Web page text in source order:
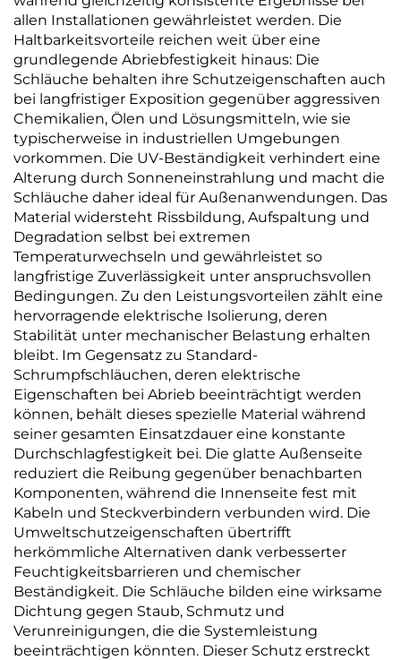
allen Installationen gewährleistet werden. Die
Haltbarkeitsvorteile reichen weit über eine
grundlegende Abriebfestigkeit hinaus: Die
Schläuche behalten ihre Schutzeigenschaften auch
bei langfristiger Exposition gegenüber aggressiven
Chemikalien, Ölen und Lösungsmitteln, wie sie
typischerweise in industriellen Umgebungen
vorkommen. Die UV-Beständigkeit verhindert eine
Alterung durch Sonneneinstrahlung und macht die
Schläuche daher ideal für Außenanwendungen. Das
Material widersteht Rissbildung, Aufspaltung und
Degradation selbst bei extremen
Temperaturwechseln und gewährleistet so
langfristige Zuverlässigkeit unter anspruchsvollen
Bedingungen. Zu den Leistungsvorteilen zählt eine
hervorragende elektrische Isolierung, deren
Stabilität unter mechanischer Belastung erhalten
bleibt. Im Gegensatz zu Standard-
Schrumpfschläuchen, deren elektrische
Eigenschaften bei Abrieb beeinträchtigt werden
können, behält dieses spezielle Material während
seiner gesamten Einsatzdauer eine konstante
Durchschlagfestigkeit bei. Die glatte Außenseite
reduziert die Reibung gegenüber benachbarten
Komponenten, während die Innenseite fest mit
Kabeln und Steckverbindern verbunden wird. Die
Umweltschutzeigenschaften übertrifft
herkömmliche Alternativen dank verbesserter
Feuchtigkeitsbarrieren und chemischer
Beständigkeit. Die Schläuche bilden eine wirksame
Dichtung gegen Staub, Schmutz und
Verunreinigungen, die die Systemleistung
beeinträchtigen könnten. Dieser Schutz erstreckt